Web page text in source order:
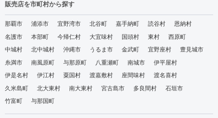
販売店を市町村から探す
那覇市 浦添市 宜野湾市 北谷町 嘉手納町 読谷村
恩納村
名護市
本部町 今帰仁村 大宜味村 国頭村 東村
西原町
中城村
北中城村 沖縄市 うるま市 金武町 宜野座村
豊見城市
糸満市
南風原町 与那原町 八重瀬町 南城市
伊平屋村
伊是名村
伊江村 粟国村 渡嘉敷村 座間味村
渡名喜村
久米島町
北大東村 南大東村 宮古島市 多良間村
石垣市
竹富町
与那国町